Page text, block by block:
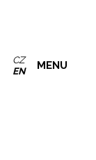
CZ
EN
MENU